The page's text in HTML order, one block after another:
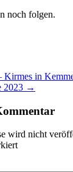
noch folgen.
Kirmes in
2023 →
wird nicht